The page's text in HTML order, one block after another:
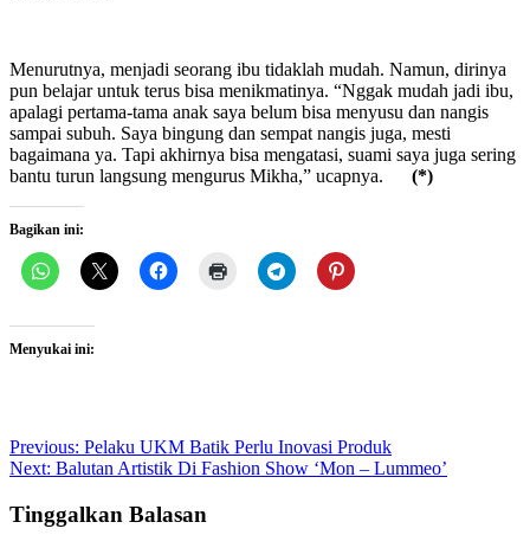
Menurutnya, menjadi seorang ibu tidaklah mudah. Namun, dirinya
pun belajar untuk terus bisa menikmatinya. “Nggak mudah jadi ibu,
apalagi pertama-tama anak saya belum bisa menyusu dan nangis
sampai subuh. Saya bingung dan sempat nangis juga, mesti
bagaimana ya. Tapi akhirnya bisa mengatasi, suami saya juga sering
bantu turun langsung mengurus Mikha,” ucapnya. (*)
Bagikan ini:
Menyukai ini:
Post
navigation
Previous: Pelaku UKM Batik Perlu Inovasi Produk
Next: Balutan Artistik Di Fashion Show ‘Mon – Lummeo’
Tinggalkan Balasan